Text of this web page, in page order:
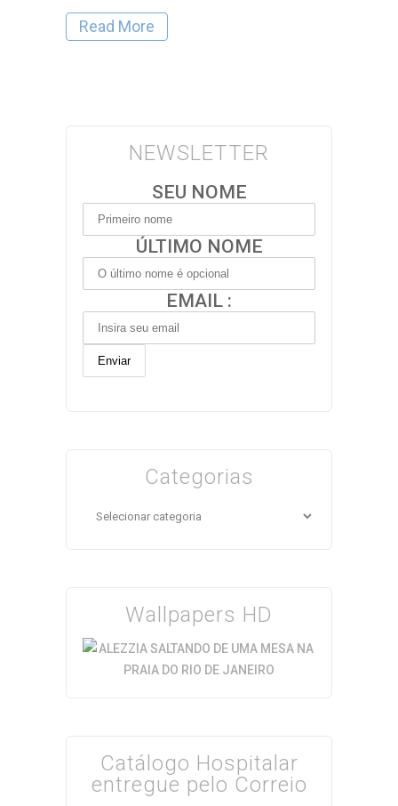
Read More
NEWSLETTER
SEU NOME
ÚLTIMO NOME
EMAIL :
Categorias
Categorias
Wallpapers HD
Catálogo Hospitalar
entregue pelo Correio